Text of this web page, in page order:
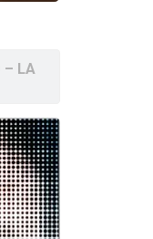
– LA